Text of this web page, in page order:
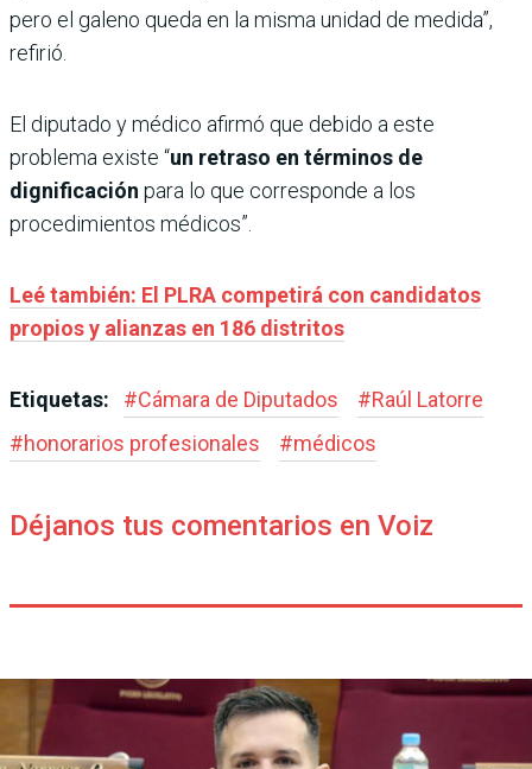
pero el galeno queda en la misma unidad de medida”,
refirió.
El diputado y médico afirmó que debido a este
problema existe “un retraso en términos de
dignificación para lo que corresponde a los
procedimientos médicos”.
Leé también: El PLRA competirá con candidatos
propios y alianzas en 186 distritos
Etiquetas: #Cámara de Diputados #Raúl Latorre
#honorarios profesionales #médicos
Déjanos tus comentarios en Voiz